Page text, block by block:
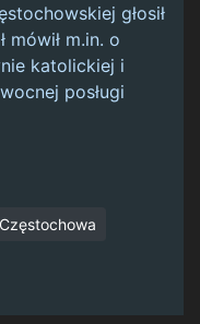
głosił
mówił m.in. o
katolickiej i
posługi
Częstochowa